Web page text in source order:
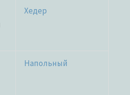
Хедер
Напольный